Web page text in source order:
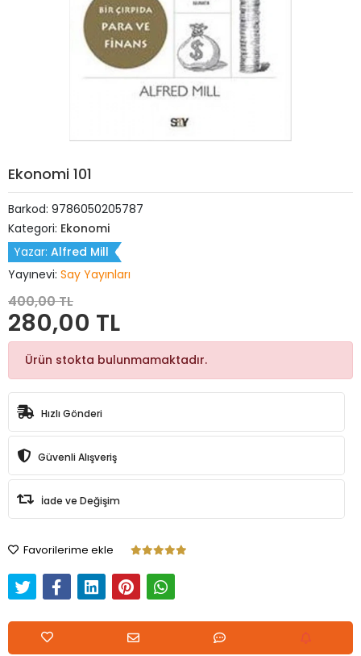
Ekonomi 101
Barkod: 9786050205787
Kategori: Ekonomi
Yazar: Alfred Mill
Yayınevi: Say Yayınları
400,00 TL
280,00 TL
Ürün stokta bulunmamaktadır.
Hızlı Gönderi
Güvenli Alışveriş
İade ve Değişim
Favorilerime ekle